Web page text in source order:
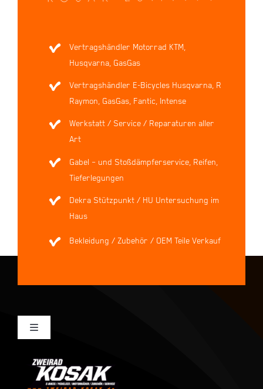
Vertragshändler Motorrad KTM,
Husqvarna, GasGas
Vertragshändler E-Bicycles Husqvarna, R
Raymon, GasGas, Fantic, Intense
Werkstatt / Service / Reparaturen aller
Art
Gabel – und Stoßdämpferservice, Reifen,
Tieferlegungen
Dekra Stützpunkt / HU Untersuchung im
Haus
Bekleidung / Zubehör / OEM Teile Verkauf
Toggle
Mein Konto